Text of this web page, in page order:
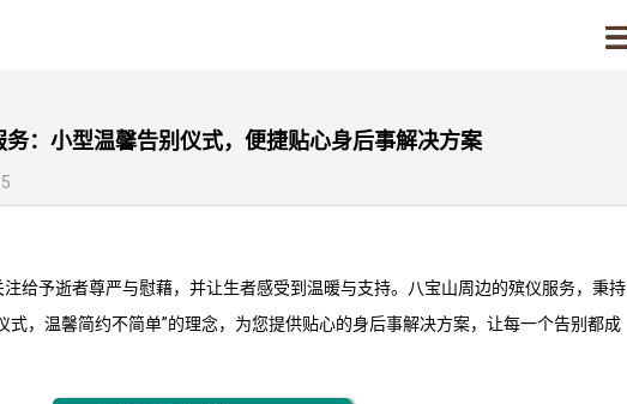
：小型温馨告别仪式，便捷贴心身后事解决方案
给予逝者尊严与慰藉，并让生者感受到温暖与支持。八宝山周边的殡仪服务，秉持
式，温馨简约不简单”的理念，为您提供贴心的身后事解决方案，让每一个告别都成